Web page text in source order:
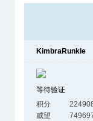
KimbraRunkle
等待验证
积分
威望